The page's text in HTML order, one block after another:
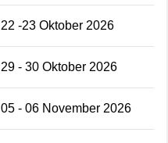
22 -23 Oktober 2026
29 - 30 Oktober 2026
05 - 06 November 2026